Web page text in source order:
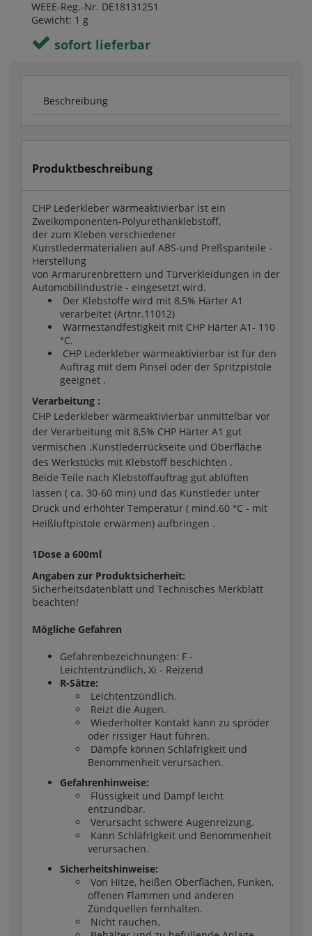
WEEE-Reg.-Nr. DE18131251
Gewicht: 1 g
sofort lieferbar
Beschreibung
Produktbeschreibung
CHP Lederkleber wärmeaktivierbar ist ein
Zweikomponenten-Polyurethanklebstoff,
der zum Kleben verschiedener
Kunstledermaterialien auf ABS-und Preßspanteile -
Herstellung
von Armarurenbrettern und Türverkleidungen in der
Automobilindustrie - eingesetzt wird.
Der Klebstoffe wird mit 8,5% Härter A1
verarbeitet (Artnr.11012)
Wärmestandfestigkeit mit CHP Härter A1- 110
°C.
CHP Lederkleber wärmeaktivierbar ist für den
Auftrag mit dem Pinsel oder der Spritzpistole
geeignet .
Verarbeitung :
CHP Lederkleber wärmeaktivierbar unmittelbar vor
der Verarbeitung mit 8,5% CHP Härter A1 gut
vermischen .Kunstlederrückseite und Oberfläche
des Werkstücks mit Klebstoff beschichten .
Beide Teile nach Klebstoffauftrag gut ablüften
lassen ( ca. 30-60 min) und das Kunstleder unter
Druck und erhöhter Temperatur ( mind.60 °C - mit
Heißluftpistole erwärmen) aufbringen .
1Dose a 600ml
Angaben zur Produktsicherheit:
Sicherheitsdatenblatt und Technisches Merkblatt
beachten!
Mögliche Gefahren
Gefahrenbezeichnungen: F -
Leichtentzündlich, Xi - Reizend
R-Sätze:
Leichtentzündlich.
Reizt die Augen.
Wiederholter Kontakt kann zu spröder
oder rissiger Haut führen.
Dämpfe können Schläfrigkeit und
Benommenheit verursachen.
Gefahrenhinweise:
Flüssigkeit und Dampf leicht
entzündbar.
Verursacht schwere Augenreizung.
Kann Schläfrigkeit und Benommenheit
verursachen.
Sicherheitshinweise:
Von Hitze, heißen Oberflächen, Funken,
offenen Flammen und anderen
Zündquellen fernhalten.
Nicht rauchen.